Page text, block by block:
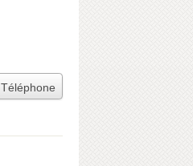
Téléphone